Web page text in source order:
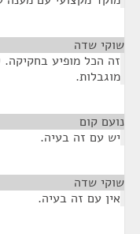
שוקי שדה
מוגבלות.
נועם קום
יש עם זה בעיה.
שוקי שדה
אין עם זה בעיה.